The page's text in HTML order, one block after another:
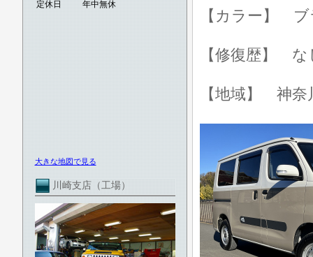
定休日
年中無休
大きな地図で見る
川崎支店（工場）
【カラー】
【修復歴】 な
【地域】 神奈